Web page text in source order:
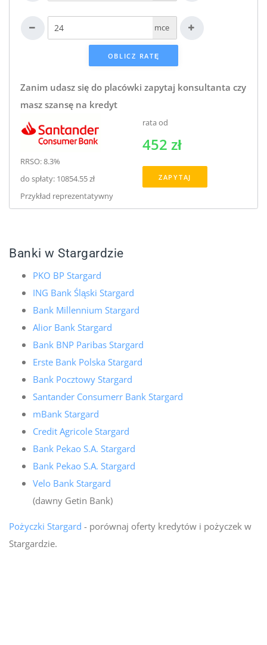
mce
Zanim udasz się do placówki zapytaj konsultanta czy
masz szansę na kredyt
RRSO: 8.3%
do spłaty: 10854.55 zł
Przykład reprezentatywny
rata od
452 zł
ZAPYTAJ
Banki w Stargardzie
PKO BP Stargard
ING Bank Śląski Stargard
Bank Millennium Stargard
Alior Bank Stargard
Bank BNP Paribas Stargard
Erste Bank Polska Stargard
Bank Pocztowy Stargard
Santander Consumerr Bank Stargard
mBank Stargard
Credit Agricole Stargard
Bank Pekao S.A. Stargard
Bank Pekao S.A. Stargard
Velo Bank Stargard
(dawny Getin Bank)
Pożyczki Stargard - porównaj oferty kredytów i pożyczek w
Stargardzie.